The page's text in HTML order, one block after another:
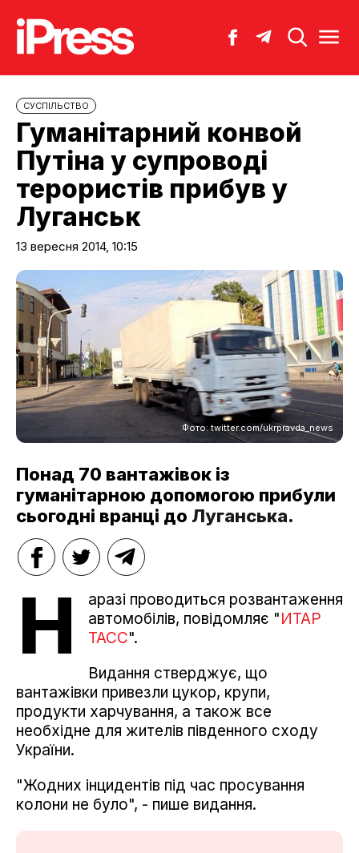
CУСПІЛЬСТВО
Гуманітарний конвой
Путіна у супроводі
терористів прибув у
Луганськ
13 вересня 2014, 10:15
Фото: twitter.com/ukrpravda_news
Понад 70 вантажівок із
гуманітарною допомогою прибули
сьогодні вранці до Луганська.
Н
аразі проводиться розвантаження
автомобілів, повідомляє "ИТАР
ТАСС".
Видання стверджує, що
вантажівки привезли цукор, крупи,
продукти харчування, а також все
необхідне для жителів південного сходу
України.
"Жодних інцидентів під час просування
колони не було", - пише видання.